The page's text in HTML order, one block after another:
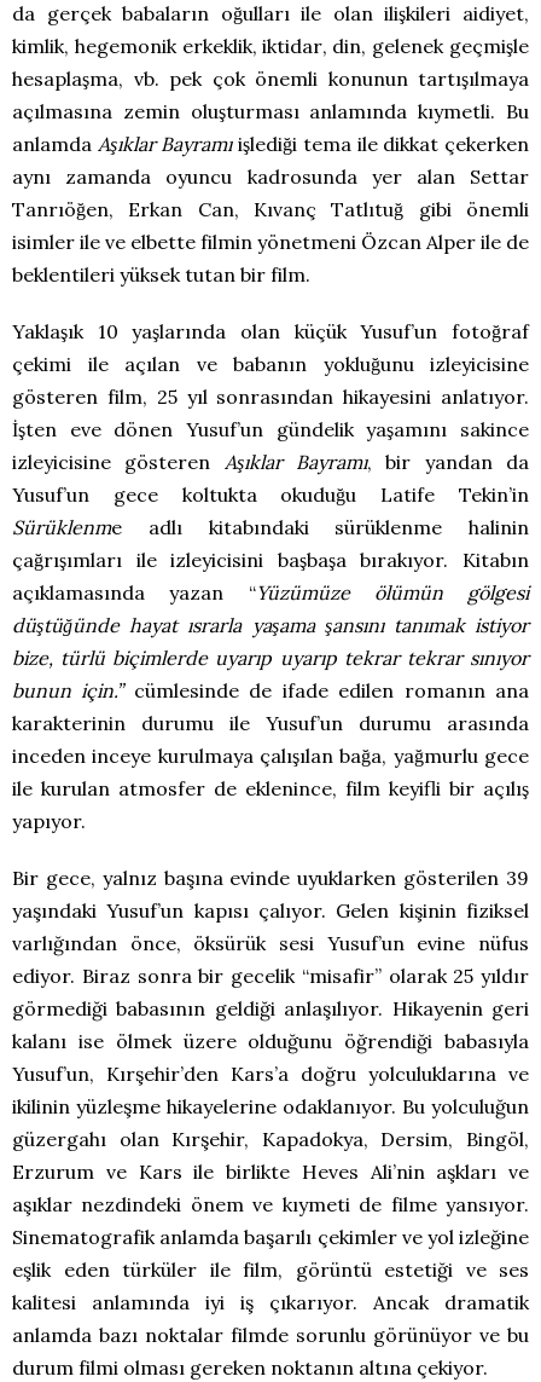
da gerçek babaların oğulları ile olan ilişkileri aidiyet,
kimlik, hegemonik erkeklik, iktidar, din, gelenek geçmişle
hesaplaşma, vb. pek çok önemli konunun tartışılmaya
açılmasına zemin oluşturması anlamında kıymetli. Bu
anlamda Aşıklar Bayramıişlediği tema ile dikkat çekerken
aynı zamanda oyuncu kadrosunda yer alan Settar
Tanrıöğen, Erkan Can, Kıvanç Tatlıtuğ gibi önemli
isimler ile ve elbette filmin yönetmeni Özcan Alper ile de
beklentileri yüksek tutan bir film.
Yaklaşık 10 yaşlarında olan küçük Yusuf’un fotoğraf
çekimi ile açılan ve babanın yokluğunu izleyicisine
gösteren film, 25 yıl sonrasından hikayesini anlatıyor.
İşten eve dönen Yusuf’un gündelik yaşamını sakince
izleyicisine gösteren Aşıklar Bayramı, bir yandan da
Yusuf’un gece koltukta okuduğu Latife Tekin’in
Sürüklenme adlı kitabındaki sürüklenme halinin
çağrışımları ile izleyicisini başbaşa bırakıyor. Kitabın
açıklamasında yazan “Yüzümüze ölümün gölgesi
düştüğünde hayat ısrarla yaşama şansını tanımak istiyor
bize, türlü biçimlerde uyarıp uyarıp tekrar tekrar sınıyor
bunun için.” cümlesinde de ifade edilen romanın ana
karakterinin durumu ile Yusuf’un durumu arasında
inceden inceye kurulmaya çalışılan bağa, yağmurlu gece
ile kurulan atmosfer de eklenince, film keyifli bir açılış
yapıyor.
Bir gece, yalnız başına evinde uyuklarken gösterilen 39
yaşındaki Yusuf’un kapısı çalıyor. Gelen kişinin fiziksel
varlığından önce, öksürük sesi Yusuf’un evine nüfus
ediyor. Biraz sonra bir gecelik “misafir” olarak 25 yıldır
görmediği babasının geldiği anlaşılıyor. Hikayenin geri
kalanı ise ölmek üzere olduğunu öğrendiği babasıyla
Yusuf’un, Kırşehir’den Kars’a doğru yolculuklarına ve
ikilinin yüzleşme hikayelerine odaklanıyor. Bu yolculuğun
güzergahı olan Kırşehir, Kapadokya, Dersim, Bingöl,
Erzurum ve Kars ile birlikte Heves Ali’nin aşkları ve
aşıklar nezdindeki önem ve kıymeti de filme yansıyor.
Sinematografik anlamda başarılı çekimler ve yol izleğine
eşlik eden türküler ile film, görüntü estetiği ve ses
kalitesi anlamında iyi iş çıkarıyor. Ancak dramatik
anlamda bazı noktalar filmde sorunlu görünüyor ve bu
durum filmi olması gereken noktanın altına çekiyor.